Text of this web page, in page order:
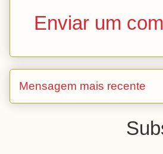
Enviar um
Mensagem mais recente